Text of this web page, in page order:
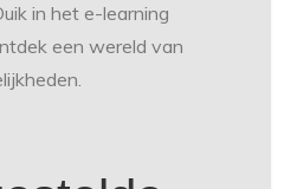
in het e-learning
een wereld van